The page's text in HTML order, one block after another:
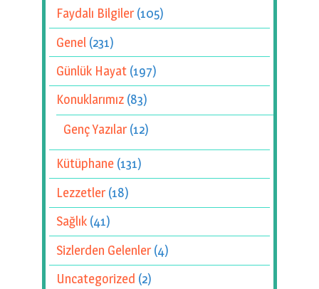
Faydalı Bilgiler(105)
Genel (231)
Günlük Hayat (197)
Konuklarımız (83)
Genç Yazılar(12)
Kütüphane (131)
Lezzetler(18)
Sağlık (41)
Sizlerden Gelenler(4)
Uncategorized (2)